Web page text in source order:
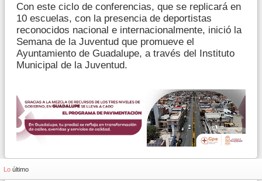
Con este ciclo de conferencias, que se replicará en
10 escuelas, con la presencia de deportistas
reconocidos nacional e internacionalmente, inició la
Semana de la Juventud que promueve el
Ayuntamiento de Guadalupe, a través del Instituto
Municipal de la Juventud.
Lo último